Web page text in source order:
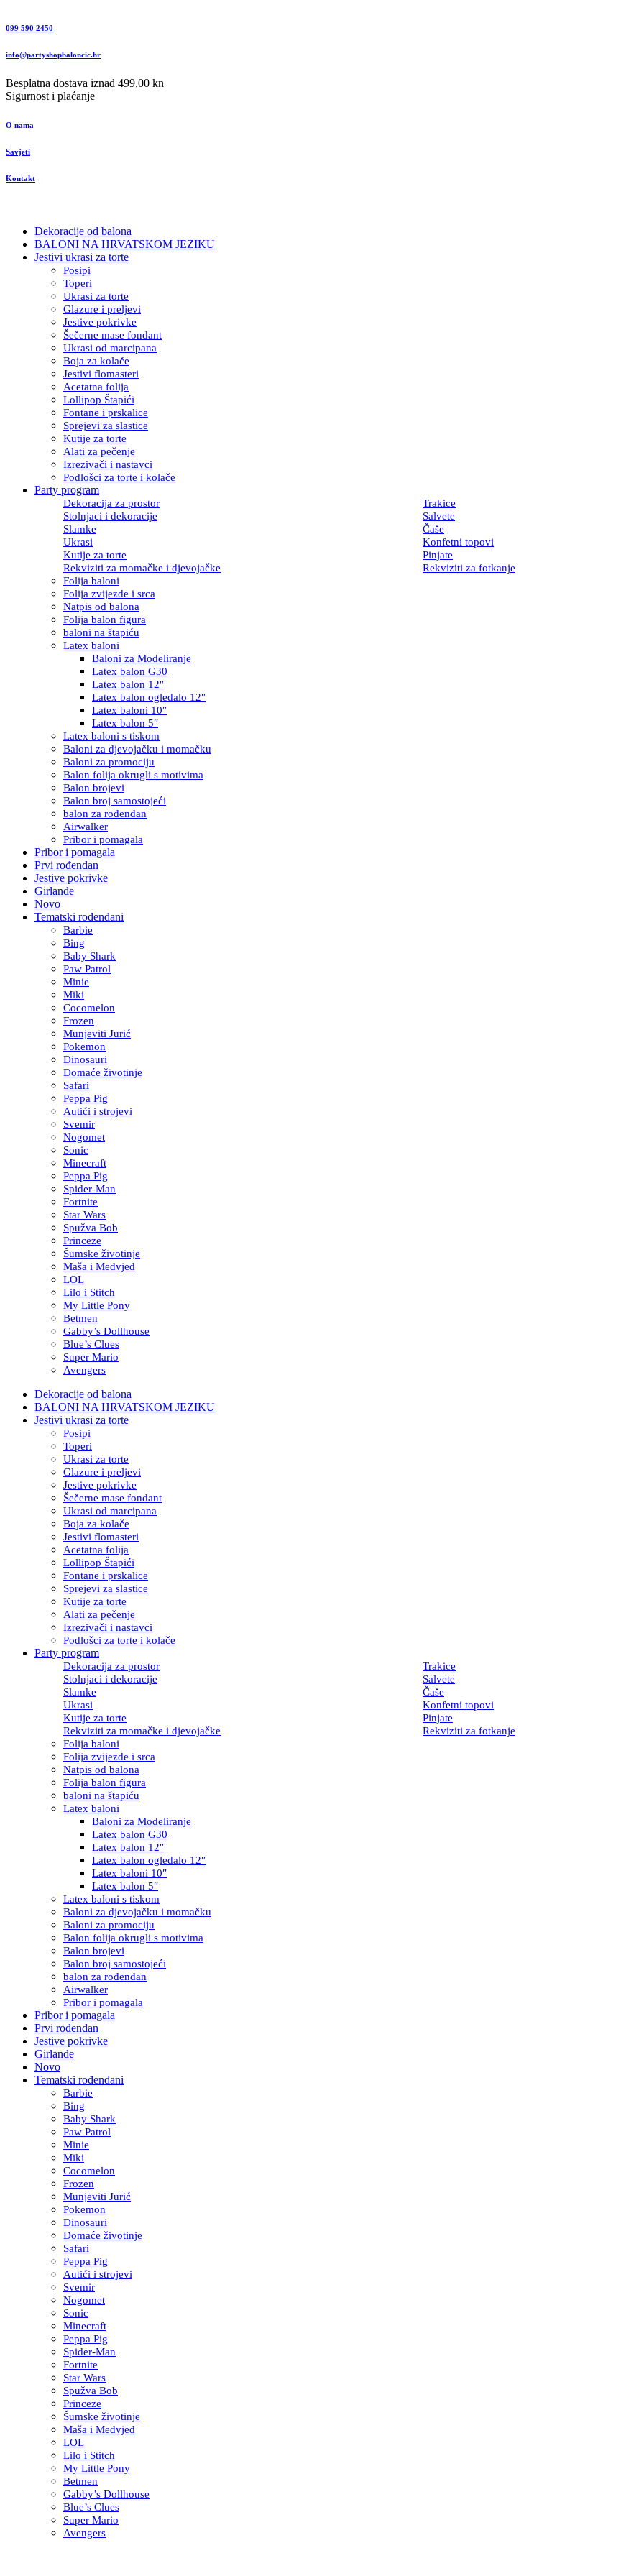
099 590 2450
info@partyshopbaloncic.hr
Besplatna dostava iznad 499,00 kn
Sigurnost i plaćanje
O nama
Savjeti
Kontakt
Dekoracije od balona
BALONI NA HRVATSKOM JEZIKU
Jestivi ukrasi za torte
Posipi
Toperi
Ukrasi za torte
Glazure i preljevi
Jestive pokrivke
Šečerne mase fondant
Ukrasi od marcipana
Boja za kolače
Jestivi flomasteri
Acetatna folija
Lollipop Štapići
Fontane i prskalice
Sprejevi za slastice
Kutije za torte
Alati za pečenje
Izrezivači i nastavci
Podlošci za torte i kolače
Party program
Dekoracija za prostor
Trakice
Stolnjaci i dekoracije
Salvete
Slamke
Čaše
Ukrasi
Konfetni topovi
Kutije za torte
Pinjate
Rekviziti za momačke i djevojačke
Rekviziti za fotkanje
Folija baloni
Folija zvijezde i srca
Natpis od balona
Folija balon figura
baloni na štapiću
Latex baloni
Baloni za Modeliranje
Latex balon G30
Latex balon 12″
Latex balon ogledalo 12″
Latex baloni 10″
Latex balon 5″
Latex baloni s tiskom
Baloni za djevojačku i momačku
Baloni za promociju
Balon folija okrugli s motivima
Balon brojevi
Balon broj samostojeći
balon za rođendan
Airwalker
Pribor i pomagala
Pribor i pomagala
Prvi rođendan
Jestive pokrivke
Girlande
Novo
Tematski rođendani
Barbie
Bing
Baby Shark
Paw Patrol
Minie
Miki
Cocomelon
Frozen
Munjeviti Jurić
Pokemon
Dinosauri
Domaće životinje
Safari
Peppa Pig
Autići i strojevi
Svemir
Nogomet
Sonic
Minecraft
Peppa Pig
Spider-Man
Fortnite
Star Wars
Spužva Bob
Princeze
Šumske životinje
Maša i Medvjed
LOL
Lilo i Stitch
My Little Pony
Betmen
Gabby’s Dollhouse
Blue’s Clues
Super Mario
Avengers
Dekoracije od balona
BALONI NA HRVATSKOM JEZIKU
Jestivi ukrasi za torte
Posipi
Toperi
Ukrasi za torte
Glazure i preljevi
Jestive pokrivke
Šečerne mase fondant
Ukrasi od marcipana
Boja za kolače
Jestivi flomasteri
Acetatna folija
Lollipop Štapići
Fontane i prskalice
Sprejevi za slastice
Kutije za torte
Alati za pečenje
Izrezivači i nastavci
Podlošci za torte i kolače
Party program
Dekoracija za prostor
Trakice
Stolnjaci i dekoracije
Salvete
Slamke
Čaše
Ukrasi
Konfetni topovi
Kutije za torte
Pinjate
Rekviziti za momačke i djevojačke
Rekviziti za fotkanje
Folija baloni
Folija zvijezde i srca
Natpis od balona
Folija balon figura
baloni na štapiću
Latex baloni
Baloni za Modeliranje
Latex balon G30
Latex balon 12″
Latex balon ogledalo 12″
Latex baloni 10″
Latex balon 5″
Latex baloni s tiskom
Baloni za djevojačku i momačku
Baloni za promociju
Balon folija okrugli s motivima
Balon brojevi
Balon broj samostojeći
balon za rođendan
Airwalker
Pribor i pomagala
Pribor i pomagala
Prvi rođendan
Jestive pokrivke
Girlande
Novo
Tematski rođendani
Barbie
Bing
Baby Shark
Paw Patrol
Minie
Miki
Cocomelon
Frozen
Munjeviti Jurić
Pokemon
Dinosauri
Domaće životinje
Safari
Peppa Pig
Autići i strojevi
Svemir
Nogomet
Sonic
Minecraft
Peppa Pig
Spider-Man
Fortnite
Star Wars
Spužva Bob
Princeze
Šumske životinje
Maša i Medvjed
LOL
Lilo i Stitch
My Little Pony
Betmen
Gabby’s Dollhouse
Blue’s Clues
Super Mario
Avengers